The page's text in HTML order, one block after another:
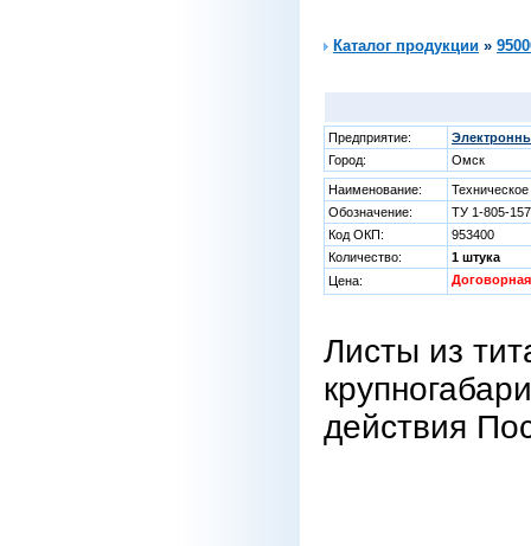
Каталог продукции »
Предприятие:
Город:
Омск
Наименование:
Обозначение:
ТУ 1-805-
Код ОКП:
953400
Количество:
1 штука
Цена:
Договорная
Листы из
действия